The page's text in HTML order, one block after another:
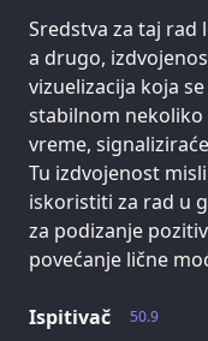
Sredstva za taj rad
a drugo,
vizuelizacija koja
stabilnom
vreme,
Tu izdvojenost
iskoristiti za rad u
za podizanje
povećanje lične
50.9
Ispitivač